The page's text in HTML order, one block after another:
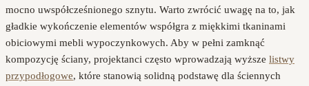
mocno uwspółcześnionego sznytu. Warto zwrócić uwagę na to, jak
gładkie wykończenie elementów współgra z miękkimi tkaninami
obiciowymi mebli wypoczynkowych. Aby w pełni zamknąć
kompozycję ściany, projektanci często wprowadzają wyższe listwy
przypodłogowe, które stanowią solidną podstawę dla ściennych